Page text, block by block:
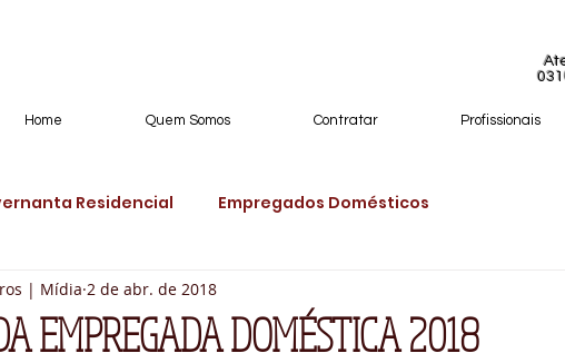
Home Quem Somos Contratar Profissionais
Residencial Empregados Domésticos
Doméstico Empregados Domésticos Especializado
EMPREGADA DOMÉSTICA 2018
| Mídia 2 de abr. de 2018